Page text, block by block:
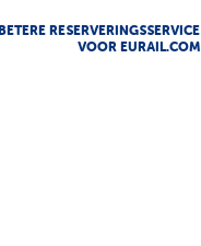
BETERE RESERVERINGSSERVICE
VOOR EURAIL.COM